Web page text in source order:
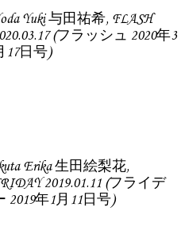
Yuki 与田祐希, FLASH
(フラッシュ 2020年3
17日号)
Erika 生田絵梨花,
2019.01.11 (フライデ
2019年1月11日号)